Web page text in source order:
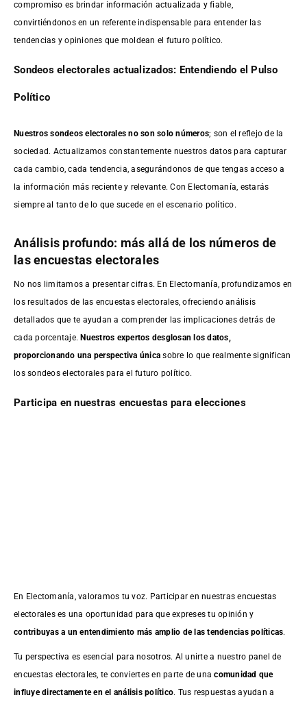
compromiso es brindar información actualizada y fiable,
convirtiéndonos en un referente indispensable para entender las
tendencias y opiniones que moldean el futuro político.
Sondeos electorales actualizados: Entendiendo el Pulso
Político
Nuestros sondeos electorales no son solo números; son el reflejo de la
sociedad. Actualizamos constantemente nuestros datos para capturar
cada cambio, cada tendencia, asegurándonos de que tengas acceso a
la información más reciente y relevante. Con Electomanía, estarás
siempre al tanto de lo que sucede en el escenario político.
Análisis profundo: más allá de los números de
las encuestas electorales
No nos limitamos a presentar cifras. En Electomanía, profundizamos en
los resultados de las encuestas electorales, ofreciendo análisis
detallados que te ayudan a comprender las implicaciones detrás de
cada porcentaje.Nuestros expertos desglosan los datos,
proporcionando una perspectiva única sobre lo que realmente significan
los sondeos electorales para el futuro político.
Participa en nuestras encuestas para elecciones
En Electomanía, valoramos tu voz. Participar en nuestras encuestas
electorales es una oportunidad para que expreses tu opinión y
contribuyas a un entendimiento más amplio de las tendencias políticas.
Tu perspectiva es esencial para nosotros. Al unirte a nuestro panel de
encuestas electorales, te conviertes en parte de unacomunidad que
influye directamente en el análisis político. Tus respuestas ayudan a